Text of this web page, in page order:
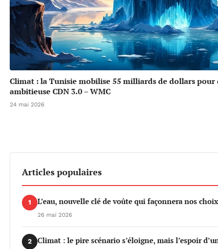
Climat : la Tunisie mobilise 55 milliards de dollars pour
ambitieuse CDN 3.0 – WMC
24 mai 2026
Articles populaires
1 L’eau, nouvelle clé de voûte qui façonnera nos
26 mai 2026
2
Climat : le pire scénario s’éloigne, mais l’espoir